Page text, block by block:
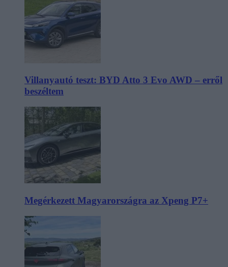
Villanyautó teszt: BYD Atto 3 Evo AWD – erről
beszéltem
Megérkezett Magyarországra az Xpeng P7+